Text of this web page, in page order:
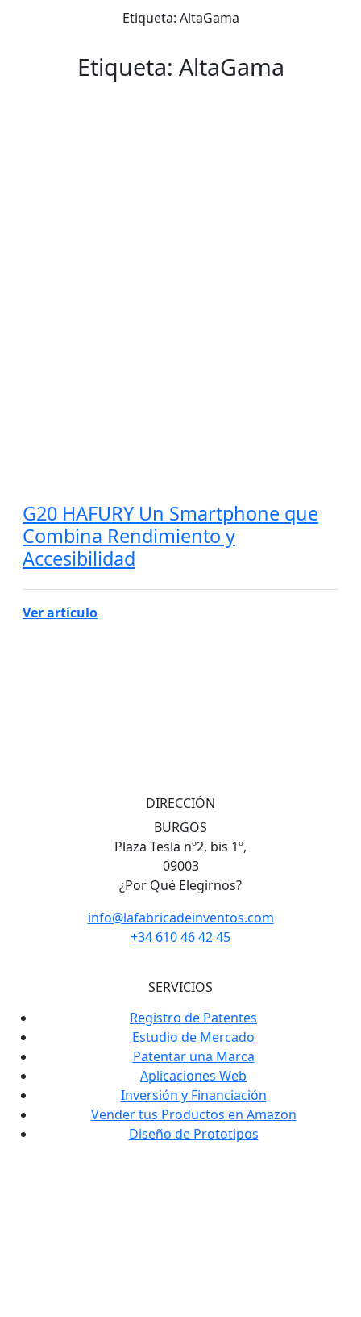
Etiqueta: AltaGama
Etiqueta: AltaGama
G20 HAFURY Un Smartphone que
Combina Rendimiento y
Accesibilidad
Ver artículo
DIRECCIÓN
BURGOS
Plaza Tesla nº2, bis 1º,
09003
¿Por Qué Elegirnos?
info@lafabricadeinventos.com
+34 610 46 42 45
SERVICIOS
Registro de Patentes
Estudio de Mercado
Patentar una Marca
Aplicaciones Web
Inversión y Financiación
Vender tus Productos en Amazon
Diseño de Prototipos